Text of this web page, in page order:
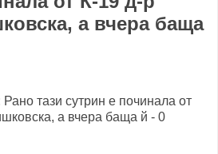
а вчера баща